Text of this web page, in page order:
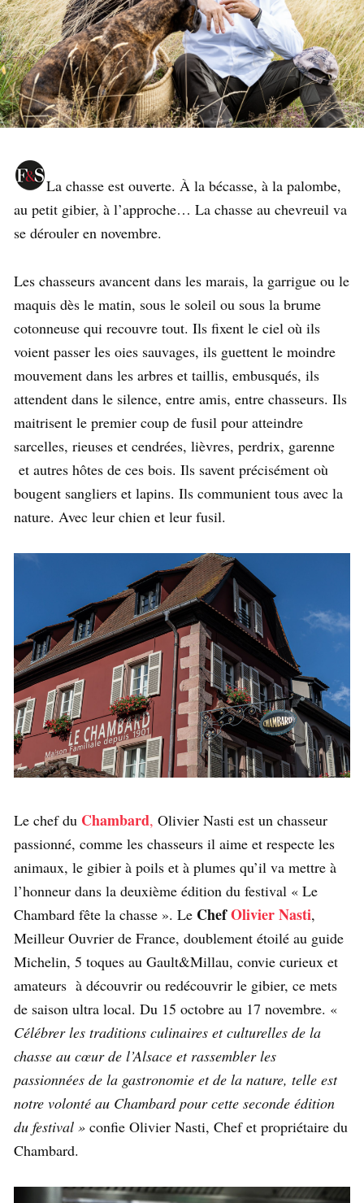
La chasse est ouverte. À la bécasse, à la palombe,
au petit gibier, à l’approche… La chasse au chevreuil va
se dérouler en novembre.
Les chasseurs avancent dans les marais, la garrigue ou le
maquis dès le matin, sous le soleil ou sous la brume
cotonneuse qui recouvre tout. Ils fixent le ciel où ils
voient passer les oies sauvages, ils guettent le moindre
mouvement dans les arbres et taillis, embusqués, ils
attendent dans le silence, entre amis, entre chasseurs. Ils
maitrisent le premier coup de fusil pour atteindre
sarcelles, rieuses et cendrées, lièvres, perdrix, garenne
et autres hôtes de ces bois. Ils savent précisément où
bougent sangliers et lapins. Ils communient tous avec la
nature. Avec leur chien et leur fusil.
Le chef du Chambard, Olivier Nasti est un chasseur
passionné, comme les chasseurs il aime et respecte les
animaux, le gibier à poils et à plumes qu’il va mettre à
l’honneur dans la deuxième édition du festival « Le
Chambard fête la chasse ». Le ChefOlivier Nasti,
Meilleur Ouvrier de France, doublement étoilé au guide
Michelin, 5 toques au Gault&Millau, convie curieux et
amateurs à découvrir ou redécouvrir le gibier, ce mets
de saison ultra local. Du 15 octobre au 17 novembre. «
Célébrer les traditions culinaires et culturelles de la
chasse au cœur de l’Alsace et rassembler les
passionnées de la gastronomie et de la nature, telle est
notre volonté au Chambard pour cette seconde édition
du festival » confie Olivier Nasti, Chef et propriétaire du
Chambard.